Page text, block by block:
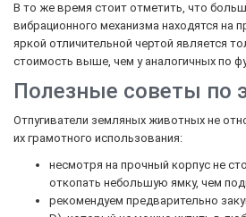
В то же время стоит отметить, что
вибрационного механизма находятся на
яркой отличительной чертой является
стоимость выше, чем у аналогичных по
Полезные советы по
Отпугиватели земляных животных не
их грамотного использования:
несмотря на прочный корпус не
откопать небольшую ямку, чем
рекомендуем предварительно